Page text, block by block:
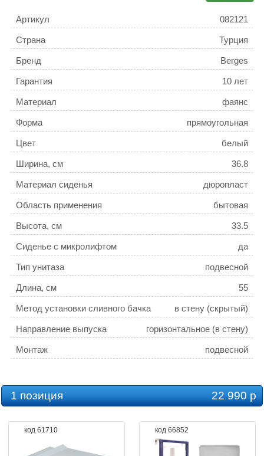
Артикул 082121
Страна Турция
Бренд Berges
Гарантия 10 лет
Материал фаянс
Форма прямоугольная
Цвет белый
Ширина, см 36.8
Материал сиденья дюропласт
Область применения бытовая
Высота, см 33.5
Сиденье с микролифтом да
Тип унитаза подвесной
Длина, см 55
Метод установки сливного бачка в стену (скрытый)
Направление выпуска горизонтальное (в стену)
Монтаж подвесной
Режим слива воды
определяется механизмом
системы инсталляции/
Функция биде
Цвет сиденья
1 позиция 22 990 р
код 61710 код 66852